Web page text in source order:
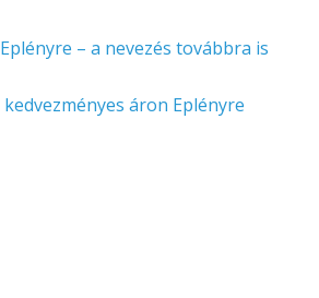
– a nevezés továbbra is
áron Eplényre